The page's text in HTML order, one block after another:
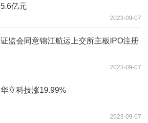
5.6亿元
2023-09-07
证监会同意锦江航运上交所主板IPO注册
2023-09-07
华立科技涨19.99%
2023-09-07